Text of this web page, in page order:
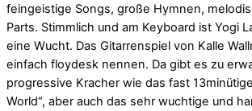
feingeistige Songs, große Hymnen,
Parts. Stimmlich und am Keyboard ist Yogi
eine Wucht. Das Gitarrenspiel von Kalle
einfach floydesk nennen. Da gibt es zu
progressive Kracher wie das fast
World“, aber auch das sehr wuchtige und